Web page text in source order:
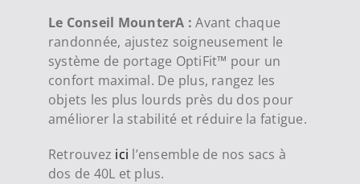
Le Conseil MounterA : Avant chaque
randonnée, ajustez soigneusement le
système de portage OptiFit™ pour un
confort maximal. De plus, rangez les
objets les plus lourds près du dos pour
améliorer la stabilité et réduire la fatigue.
Retrouvez ici l’ensemble de nos sacs à
dos de 40L et plus.